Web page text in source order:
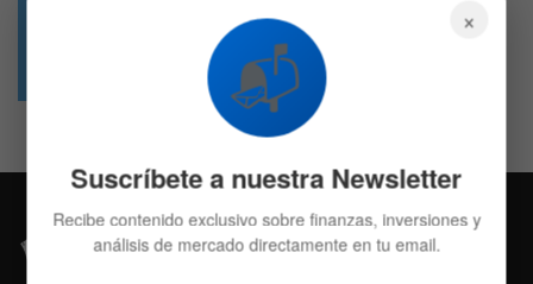
4.7k
Followers
×
📬
Suscríbete a nuestra Newsletter
Recibe contenido exclusivo sobre finanzas, inversiones y
análisis de mercado directamente en tu email.